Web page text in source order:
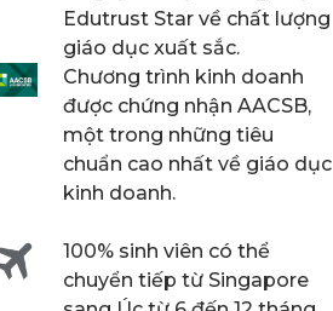
Edutrust Star về chất lượng
giáo dục xuất sắc.
Chương trình kinh doanh
được chứng nhận AACSB,
một trong những tiêu
chuẩn cao nhất về giáo dục
kinh doanh.
100% sinh viên có thể
chuyển tiếp từ Singapore